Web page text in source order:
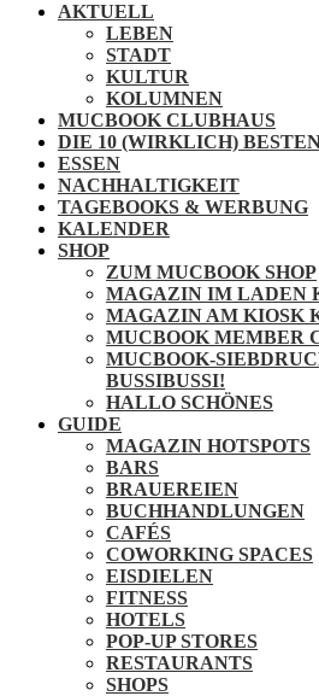
AKTUELL
LEBEN
STADT
KULTUR
KOLUMNEN
MUCBOOK CLUBHAUS
DIE 10 (WIRKLICH)
ESSEN
NACHHALTIGKEIT
TAGEBOOKS & WERBUNG
KALENDER
SHOP
ZUM MUCBOOK SHOP
MAGAZIN IM LADEN
MAGAZIN AM KIOSK
MUCBOOK MEMBER
MUCBOOK-
BUSSIBUSSI!
HALLO SCHÖNES
GUIDE
MAGAZIN HOTSPOTS
BARS
BRAUEREIEN
BUCHHANDLUNGEN
CAFÉS
COWORKING SPACES
EISDIELEN
FITNESS
HOTELS
POP-UP STORES
RESTAURANTS
SHOPS